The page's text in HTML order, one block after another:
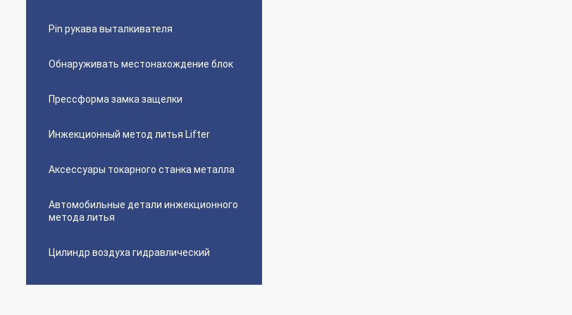
Pin рукава выталкивателя
Обнаруживать местонахождение блок
Прессформа замка защелки
Инжекционный метод литья Lifter
Аксессуары токарного станка металла
Автомобильные детали инжекционного
метода литья
Цилиндр воздуха гидравлический